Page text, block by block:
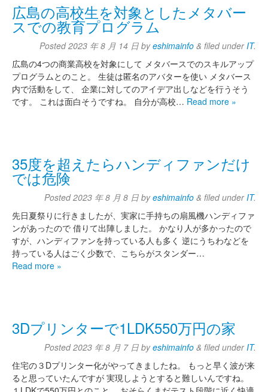
広島の高校生を対象としたメタバー
スでの教育プログラム
Posted2023 年 8 月 14 日 byeshimainfo & filed under IT.
広島の4つの商業高校を対象にして メタバースでのスキルアップ
プログラムとのこと。 生徒は匿名のアバターを使い メタバース
内で活動をして、 企業に対してのアイデア出しなどを行うそう
です。 これは面白そうですね。 自分が高校… Read more »
35度を超えたらハンディファンだけ
では危険
Posted2023 年 8 月 8 日 byeshimainfo & filed under IT.
先日夏祭りに行きましたが、実家に手持ちの扇風機ハンディファ
ンがあったので 借りて出陣しました。 かなり人が多かったので
すが、ハンディファンを持っている人も多く 逆にうちわなどを
持っている人はごく少数で、こちらがスタンダー…
Read more »
3Dプリンターで1LDK550万円の家
Posted2023 年 8 月 7 日 byeshimainfo & filed under IT.
住宅の３Dプリンター化がやってきましたね。 もっと早く波が来
ると思っていたんですが 実現しようとすると難しいんですね。